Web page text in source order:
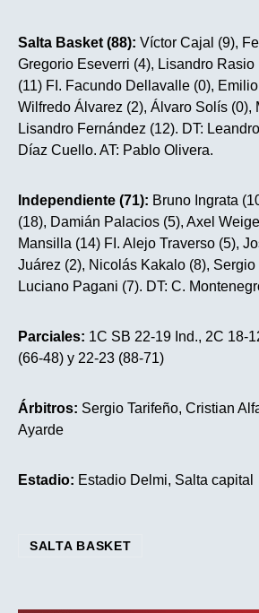
Salta Basket (88): Víctor Cajal (9),
Gregorio Eseverri (4), Lisandro Rasio
(11) FI. Facundo Dellavalle (0),
Wilfredo Álvarez (2), Álvaro Solís (0),
Lisandro Fernández (12). DT:
Díaz Cuello. AT: Pablo Olivera.
Independiente (71): Bruno Ingrata
(18), Damián Palacios (5), Axel
Mansilla (14) FI. Alejo Traverso (5),
Juárez (2), Nicolás Kakalo (8),
Luciano Pagani (7). DT: C.
Parciales: 1C SB 22-19 Ind., 2C 18-
(66-48) y 22-23 (88-71)
Árbitros: Sergio Tarifeño, Cristian
Ayarde
Estadio: Estadio Delmi, Salta capital
SALTA BASKET